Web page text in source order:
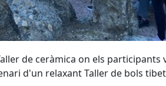
de ceràmica on els participants
d'un relaxant Taller de bols